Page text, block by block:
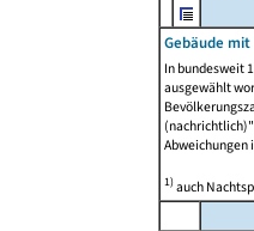
Gebäude
In bundesweit
ausgewählt
Abweichungen
1)auch